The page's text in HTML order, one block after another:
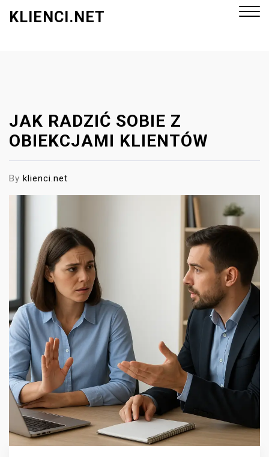
KLIENCI.NET
JAK RADZIĆ SOBIE Z
OBIEKCJAMI KLIENTÓW
By klienci.net